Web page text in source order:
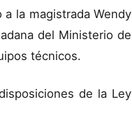
la magistrada Wendy
del Ministerio de
técnicos.
de la Ley